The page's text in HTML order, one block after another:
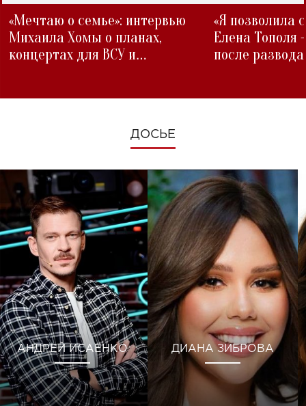
«Мечтаю о семье»: интервью
Михаила Хомы о планах,
концертах для ВСУ и
«Я позволила
Елена Тополя
после развода
ДОСЬЕ
АНДРЕЙ ИСАЕНКО ДИАНА ЗИБРОВА